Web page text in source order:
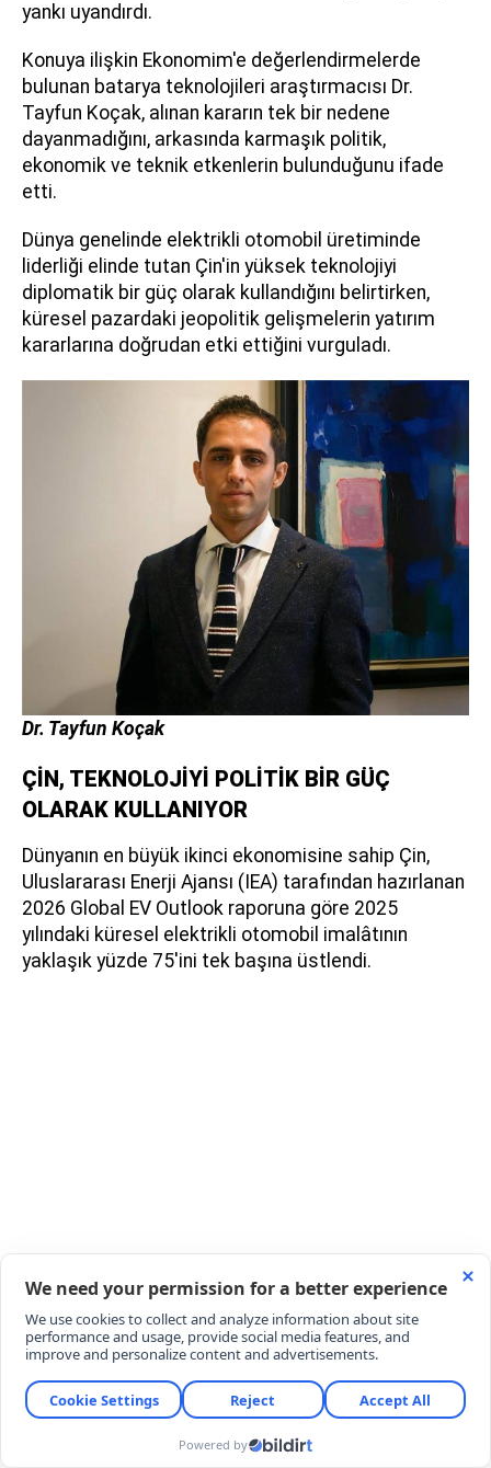
yankı uyandırdı.
Konuya ilişkin Ekonomim'e değerlendirmelerde
bulunan batarya teknolojileri araştırmacısı Dr.
Tayfun Koçak, alınan kararın tek bir nedene
dayanmadığını, arkasında karmaşık politik,
ekonomik ve teknik etkenlerin bulunduğunu ifade
etti.
Dünya genelinde elektrikli otomobil üretiminde
liderliği elinde tutan Çin'in yüksek teknolojiyi
diplomatik bir güç olarak kullandığını belirtirken,
küresel pazardaki jeopolitik gelişmelerin yatırım
kararlarına doğrudan etki ettiğini vurguladı.
Dr. Tayfun Koçak
ÇİN, TEKNOLOJİYİ POLİTİK BİR GÜÇ
OLARAK KULLANIYOR
Dünyanın en büyük ikinci ekonomisine sahip Çin,
Uluslararası Enerji Ajansı (IEA) tarafından hazırlanan
2026 Global EV Outlook raporuna göre 2025
yılındaki küresel elektrikli otomobil imalâtının
yaklaşık yüzde 75'ini tek başına üstlendi.
Çinli şirketlerin yurt dışı yatırımları öncesinde Çin
Komünist Partisi kontrolündeki Ulusal Kalkınma ve
Reform Komisyonu ile Ticaret Bakanlığı gibi resmi